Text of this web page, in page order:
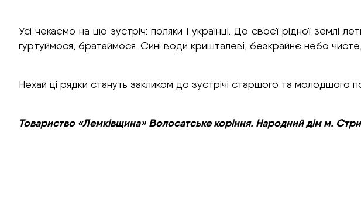
Усі чекаємо на цю зустріч: поляки і українці. До своєї рідної землі
гуртуймося, братаймося. Сині води кришталеві, безкрайнє небо
Нехай ці рядки стануть закликом до зустрічі старшого та молодшого
Товариство «Лемківщина» Волосатське коріння. Народний дім м.